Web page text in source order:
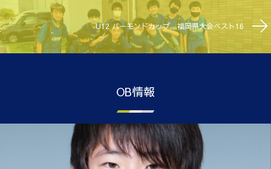
U12 バーモンドカップ 福岡県大会ベスト16
OB情報